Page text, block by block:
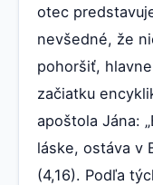
otec
nevšedné, že
pohoršiť,
začiatku
apoštola Jána:
láske, ostáva v
(4,16). Podľa